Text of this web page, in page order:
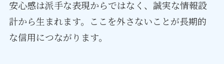
安心感は派手な表現からではなく、誠実な情報設
計から生まれます。ここを外さないことが長期的
な信用につながります。